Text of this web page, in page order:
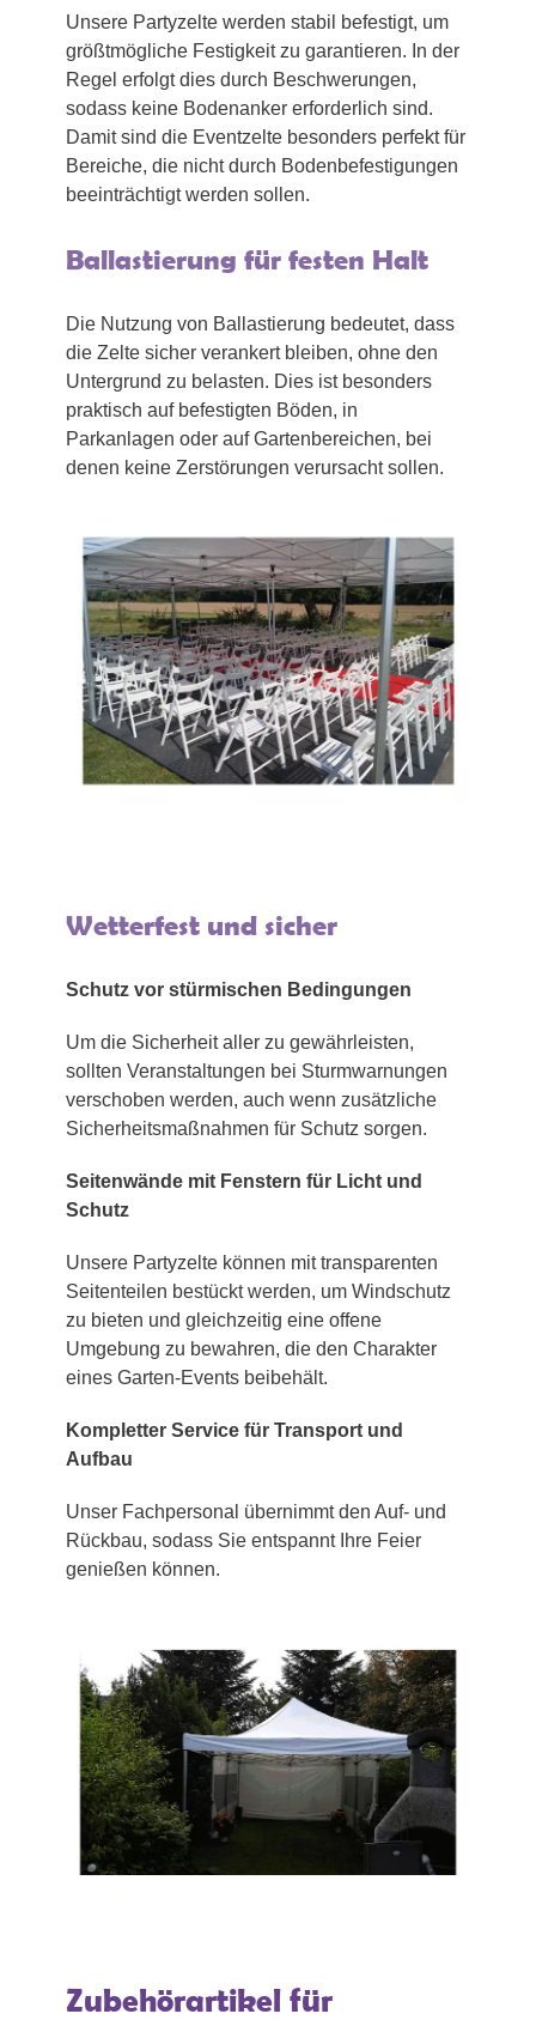
Unsere Partyzelte werden stabil befestigt, um
größtmögliche Festigkeit zu garantieren. In der
Regel erfolgt dies durch Beschwerungen,
sodass keine Bodenanker erforderlich sind.
Damit sind die Eventzelte besonders perfekt für
Bereiche, die nicht durch Bodenbefestigungen
beeinträchtigt werden sollen.
Ballastierung für festen Halt
Die Nutzung von Ballastierung bedeutet, dass
die Zelte sicher verankert bleiben, ohne den
Untergrund zu belasten. Dies ist besonders
praktisch auf befestigten Böden, in
Parkanlagen oder auf Gartenbereichen, bei
denen keine Zerstörungen verursacht sollen.
Wetterfest und sicher
Schutz vor stürmischen Bedingungen
Um die Sicherheit aller zu gewährleisten,
sollten Veranstaltungen bei Sturmwarnungen
verschoben werden, auch wenn zusätzliche
Sicherheitsmaßnahmen für Schutz sorgen.
Seitenwände mit Fenstern für Licht und
Schutz
Unsere Partyzelte können mit transparenten
Seitenteilen bestückt werden, um Windschutz
zu bieten und gleichzeitig eine offene
Umgebung zu bewahren, die den Charakter
eines Garten-Events beibehält.
Kompletter Service für Transport und
Aufbau
Unser Fachpersonal übernimmt den Auf- und
Rückbau, sodass Sie entspannt Ihre Feier
genießen können.
Zubehörartikel für